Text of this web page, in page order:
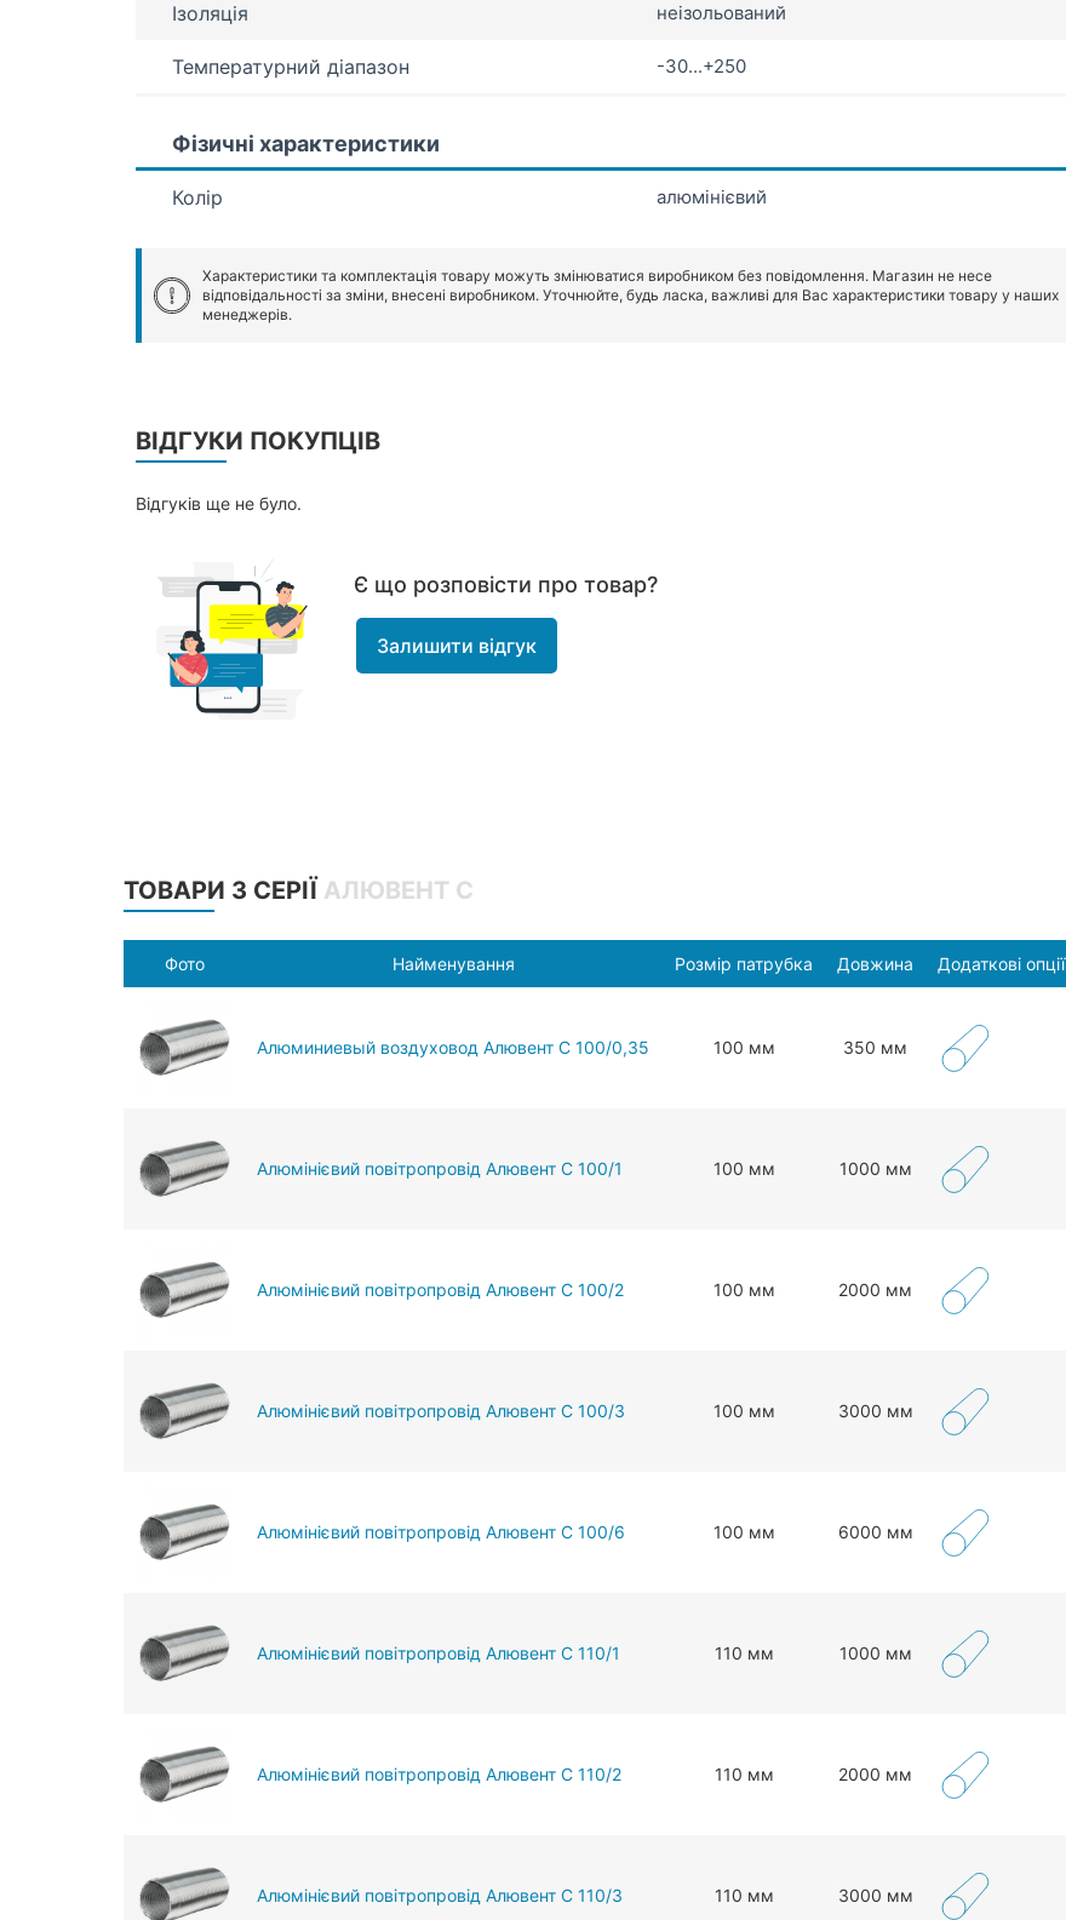
Ізоляція неізольований
Температурний діапазон -30...+250
Фізичні характеристики
Колір алюмінієвий
Характеристики та комплектація товару можуть змінюватися виробником без повідомлення. Магазин не несе
відповідальності за зміни, внесені виробником. Уточнюйте, будь ласка, важливі для Вас характеристики товару у наших
менеджерів.
ВІДГУКИ ПОКУПЦІВ
Відгуків ще не було.
Є що розповісти про товар?
Залишити відгук
ТОВАРИ З СЕРІЇ АЛЮВЕНТ С
Фото Найменування Розмір патрубка Довжина Додаткові опції
Алюминиевый воздуховод Алювент С 100/0,35 100 мм 350 мм
Алюмінієвий повітропровід Алювент С 100/1 100 мм 1000 мм
Алюмінієвий повітропровід Алювент С 100/2 100 мм 2000 мм
Алюмінієвий повітропровід Алювент С 100/3 100 мм 3000 мм
Алюмінієвий повітропровід Алювент С 100/6 100 мм 6000 мм
Алюмінієвий повітропровід Алювент С 110/1 110 мм 1000 мм
Алюмінієвий повітропровід Алювент С 110/2 110 мм 2000 мм
Алюмінієвий повітропровід Алювент С 110/3 110 мм 3000 мм